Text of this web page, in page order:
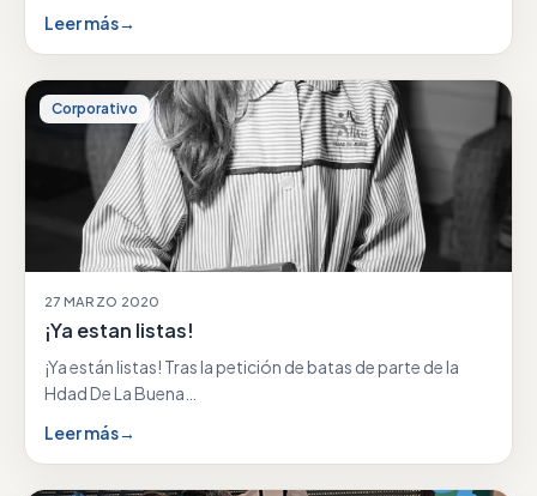
Leer más→
Corporativo
27 MARZO 2020
¡Ya estan listas!
¡Ya están listas! Tras la petición de batas de parte de la
Hdad De La Buena…
Leer más→